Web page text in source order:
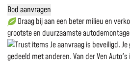
Bod aanvragen
Draag bij aan een beter milieu en
grootste en duurzaamste
Je aanvraag is beveiligd.
gedeeld met anderen. Van der Ven